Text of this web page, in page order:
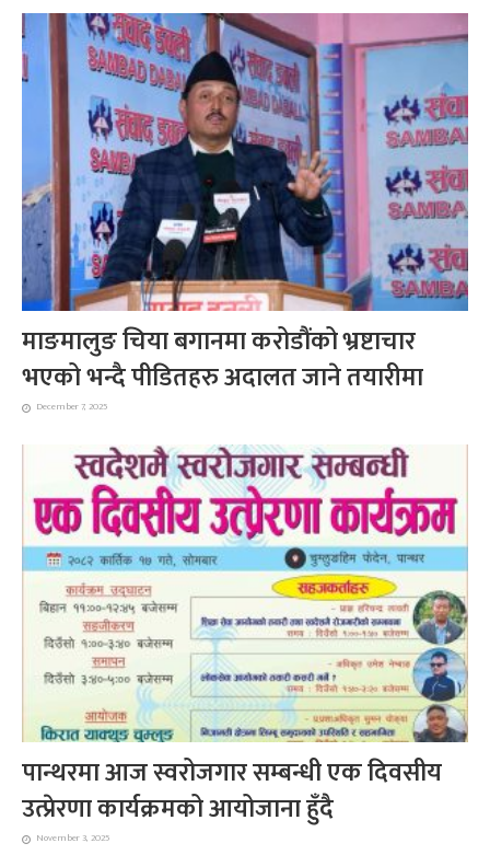
माङमालुङ चिया बगानमा करोडौंको भ्रष्टाचार
भएको भन्दै पीडितहरु अदालत जाने तयारीमा
December 7, 2025
पान्थरमा आज स्वरोजगार सम्बन्धी एक दिवसीय
उत्प्रेरणा कार्यक्रमको आयोजाना हुँदै
November 3, 2025